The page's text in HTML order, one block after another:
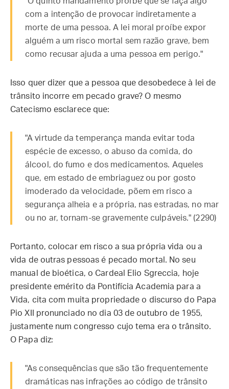
com a intenção de provocar indiretamente a
morte de uma pessoa. A lei moral proíbe expor
alguém a um risco mortal sem razão grave, bem
como recusar ajuda a uma pessoa em perigo."
Isso quer dizer que a pessoa que desobedece à lei de
trânsito incorre em pecado grave? O mesmo
Catecismo esclarece que:
"A virtude da temperança manda evitar toda
espécie de excesso, o abuso da comida, do
álcool, do fumo e dos medicamentos. Aqueles
que, em estado de embriaguez ou por gosto
imoderado da velocidade, põem em risco a
segurança alheia e a própria, nas estradas, no mar
ou no ar, tornam-se gravemente culpáveis." (2290)
Portanto, colocar em risco a sua própria vida ou a
vida de outras pessoas é pecado mortal. No seu
manual de bioética, o Cardeal Elio Sgreccia, hoje
presidente emérito da Pontifícia Academia para a
Vida, cita com muita propriedade o discurso do Papa
Pio XII pronunciado no dia 03 de outubro de 1955,
justamente num congresso cujo tema era o trânsito.
O Papa diz:
"As consequências que são tão frequentemente
dramáticas nas infrações ao código de trânsito